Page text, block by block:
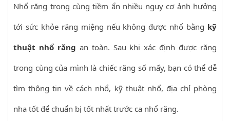
Nhổ răng trong cùng tiềm ẩn nhiều nguy cơ ảnh hưởng
tới sức khỏe răng miệng nếu không được nhổ bằng kỹ
thuật nhổ răng an toàn. Sau khi xác định được răng
trong cùng của mình là chiếc răng số mấy, bạn có thể dễ
tìm thông tin về cách nhổ, kỹ thuật nhổ, địa chỉ phòng
nha tốt để chuẩn bị tốt nhất trước ca nhổ răng.